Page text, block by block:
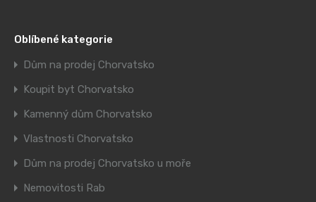
Oblíbené kategorie
Dům na prodej Chorvatsko
Koupit byt Chorvatsko
Kamenný dům Chorvatsko
Vlastnosti Chorvatsko
Dům na prodej Chorvatsko u moře
Nemovitosti Rab